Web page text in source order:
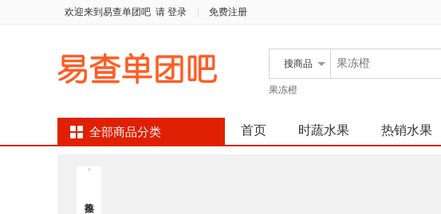
欢迎来到易查单团吧 请 登录 免费注册
搜商品
果冻橙
全部商品分类 首页 时蔬水果 热销水果